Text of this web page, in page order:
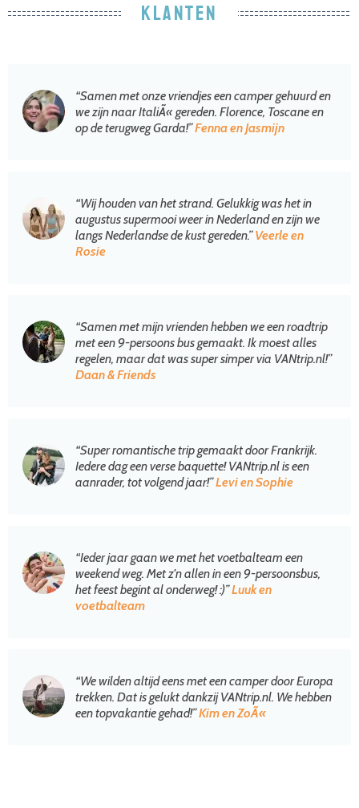
KLANTEN
“Samen met onze vriendjes een camper gehuurd en
we zijn naar ItaliÃ« gereden. Florence, Toscane en
op de terugweg Garda!”Fenna en Jasmijn
“Wij houden van het strand. Gelukkig was het in
augustus supermooi weer in Nederland en zijn we
langs Nederlandse de kust gereden.”Veerle en
Rosie
“Samen met mijn vrienden hebben we een roadtrip
met een 9-persoons bus gemaakt. Ik moest alles
regelen, maar dat was super simper via VANtrip.nl!”
Daan & Friends
“Super romantische trip gemaakt door Frankrijk.
Iedere dag een verse baquette! VANtrip.nl is een
aanrader, tot volgend jaar!”Levi en Sophie
“Ieder jaar gaan we met het voetbalteam een
weekend weg. Met z'n allen in een 9-persoonsbus,
het feest begint al onderweg! :)”Luuk en
voetbalteam
“We wilden altijd eens met een camper door Europa
trekken. Dat is gelukt dankzij VANtrip.nl. We hebben
een topvakantie gehad!”Kim en ZoÃ«